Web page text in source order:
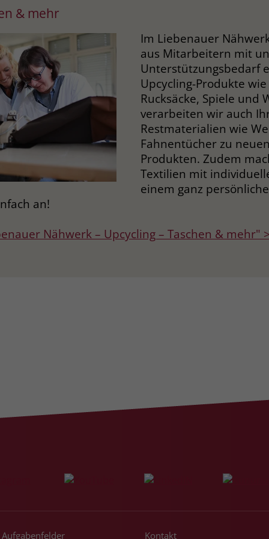
& mehr
Im Liebenauer
aus Mitarbeitern mit
Unterstützungsbedarf
Upcycling-Produkte wie
Rucksäcke, Spiele und
verarbeiten wir auch
Restmaterialien wie
Fahnentücher zu
Produkten. Zudem
Textilien mit
einem ganz
an!
Nähwerk – Upcycling – Taschen & mehr" >
Aufgabenfelder Kontakt
Zweck
Der Zweck von _fbp ist vollständig auf die
Werbe- und Analysebemühungen von
Facebook zurückzuführen. Dieses Cookie ist
ein Erstanbieter-Cookie, d. h. Facebook
platziert es, während ein Verbraucher auf
Facebook ist. Dieses Cookie verfolgt die
Besuche eines Nutzers auf verschiedenen
Websites und meldet dieses Verhalten an
Facebook. Facebook kann dann die
gesammelten Daten nutzen, um den Nutzer
besser zu verstehen und bessere, relevantere
Werbung zu zeigen. Das _fbp-Cookie sammelt
platziert, um Daten an das Unternehmen